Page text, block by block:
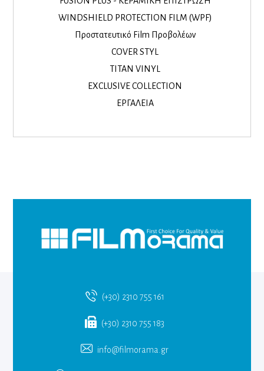
WINDSHIELD PROTECTION FILM (WPF)
Προστατευτικό Film Προβολέων
COVER STYL
TITAN VINYL
EXCLUSIVE COLLECTION
ΕΡΓΑΛΕΙΑ
(+30) 2310 755 161
(+30) 2310 755 183
info@filmorama.gr